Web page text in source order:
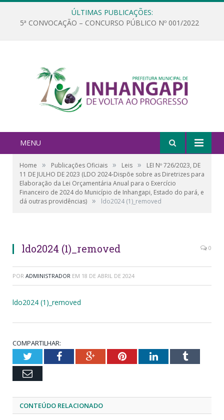
ÚLTIMAS PUBLICAÇÕES:
5ª CONVOCAÇÃO – CONCURSO PÚBLICO Nº 001/2022
MENU
Home » Publicações Oficiais » Leis »
LEI Nº 726/2023, DE
11 DE JULHO DE 2023 (LDO 2024-Dispõe sobre as Diretrizes para
Elaboração da Lei Orçamentária Anual para o Exercício
Financeiro de 2024 do Município de Inhangapi, Estado do pará, e
dá outras providências) » ldo2024 (1)_removed
ldo2024 (1)_removed 0
POR ADMINISTRADOR EM 18 DE ABRIL DE 2024
ldo2024 (1)_removed
COMPARTILHAR:
TwitterFacebookGoogle+PinterestLinkedInTumblr
Email
CONTEÚDO RELACIONADO